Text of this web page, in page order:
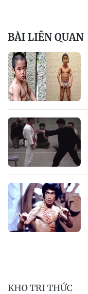
BÀI LIÊN QUAN
KHO TRI THỨC